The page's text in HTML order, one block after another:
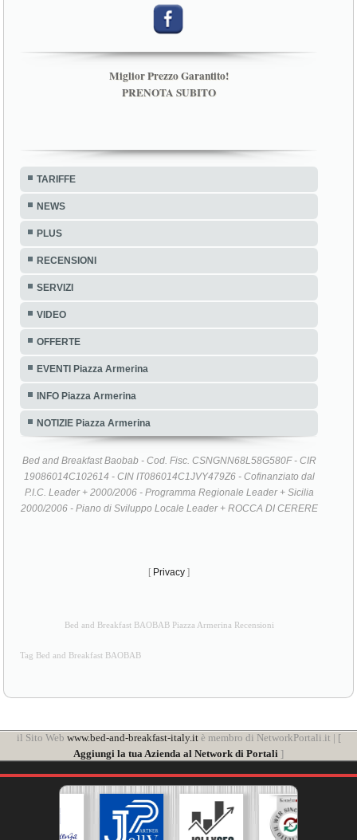
Miglior Prezzo Garantito!
PRENOTA SUBITO
TARIFFE
NEWS
PLUS
RECENSIONI
SERVIZI
VIDEO
OFFERTE
EVENTI Piazza Armerina
INFO Piazza Armerina
NOTIZIE Piazza Armerina
Bed and Breakfast Baobab - Cod. Fisc. CSNGNN68L58G580F - CIR
19086014C102614 - CIN IT086014C1JVY479Z6 - Cofinanziato dal
P.I.C. Leader + 2000/2006 - Programma Regionale Leader + Sicilia
2000/2006 - Piano di Sviluppo Locale Leader + ROCCA DI CERERE
[ Privacy ]
Bed and Breakfast BAOBAB Piazza Armerina Recensioni
Tag Bed and Breakfast BAOBAB
il Sito Web www.bed-and-breakfast-italy.itè membro di NetworkPortali.it | [
Aggiungi la tua Azienda al Network di Portali ]